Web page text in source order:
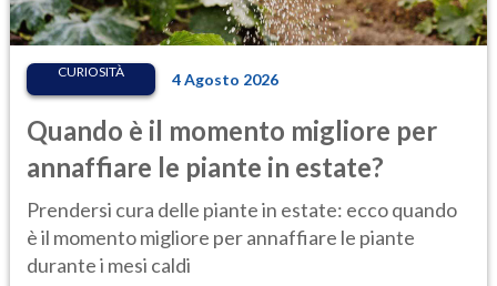
CURIOSITÀ 4 Agosto 2026
Quando è il momento migliore per
annaffiare le piante in estate?
Prendersi cura delle piante in estate: ecco quando
è il momento migliore per annaffiare le piante
durante i mesi caldi